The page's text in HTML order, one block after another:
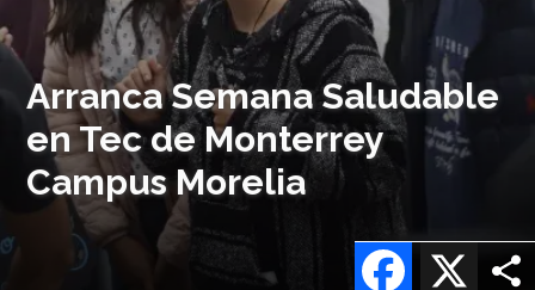
Arranca Semana Saludable
en Tec de Monterrey
Campus Morelia
X
Facebook